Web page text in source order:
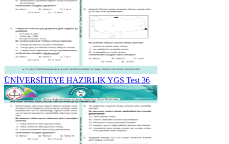
ÜNİVERSİTEYE HAZIRLIK YGS Test 36